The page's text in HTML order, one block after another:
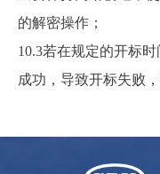
的解密操作；
10.3若在规定的开标
成功，导致开标失败